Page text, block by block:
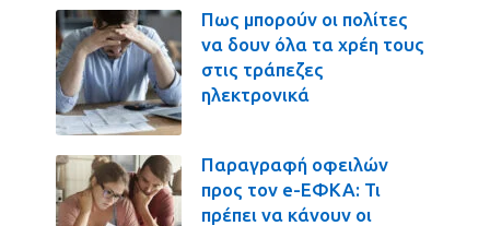
Πως μπορούν οι πολίτες
να δουν όλα τα χρέη τους
στις τράπεζες
ηλεκτρονικά
Παραγραφή οφειλών
προς τον e-ΕΦΚΑ: Τι
πρέπει να κάνουν οι